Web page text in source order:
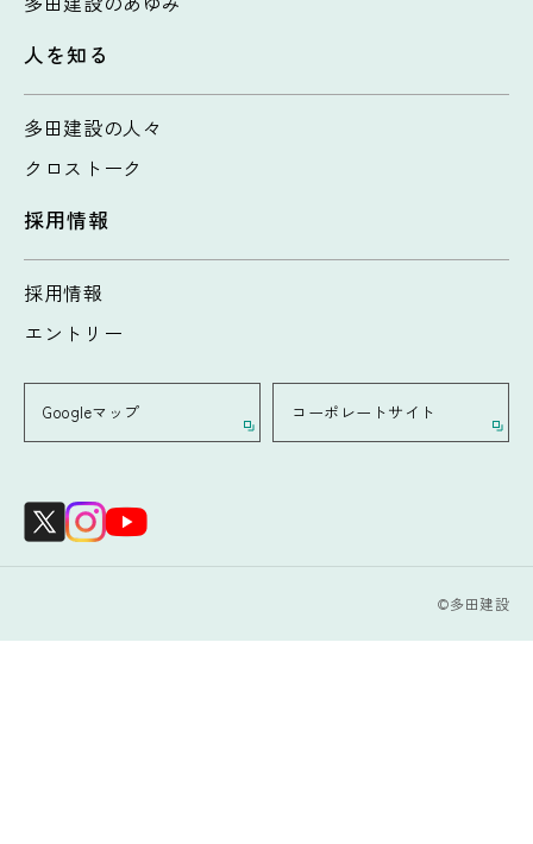
人を知る
多田建設の人々
クロストーク
採用情報
採用情報
エントリー
Googleマップ コーポレートサイト
©多田建設